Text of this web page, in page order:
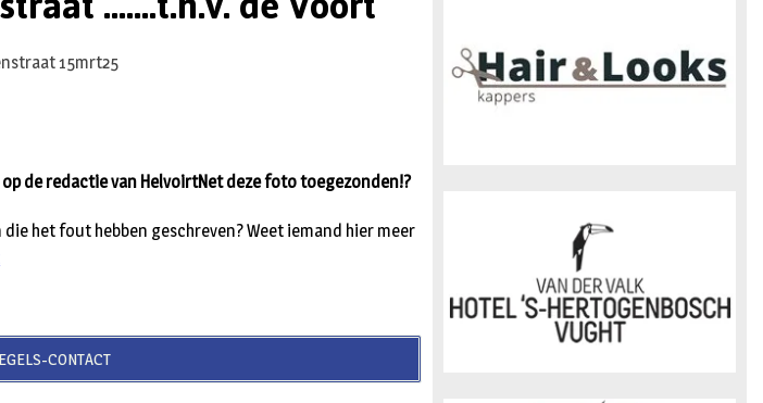
op de redactie van HelvoirtNet deze foto toegezonden!?
het fout hebben geschreven? Weet iemand hier meer
CONTACT